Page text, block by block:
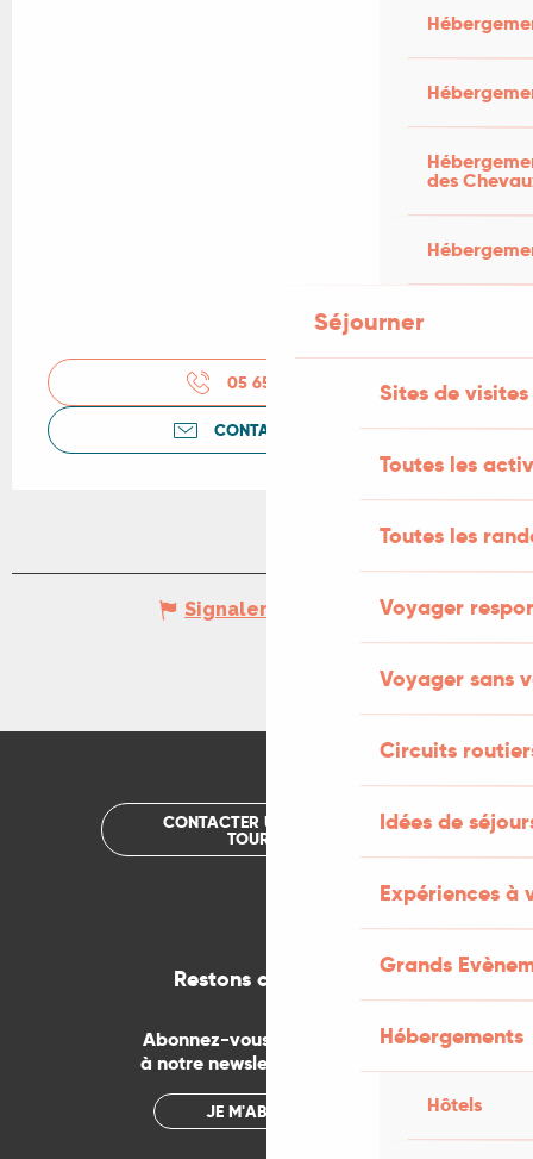
des
Séjourner
Sites de visites
Toutes les
Toutes les
Voyager
Voyager sans
Circuits
Idées de
Expériences à
Grands
Hébergements
Hôtels
05 65 27 52
CONTACTEZ-NOUS
Signaler une erreur
CONTACTER UN OFFICE DE
TOURISME
Restons connectés
Abonnez-vous gratuitement
à notre newsletter mensuelle
JE M'ABONNE